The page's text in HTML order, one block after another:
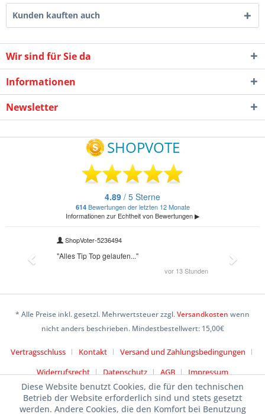
Kunden kauften auch
Wir sind für Sie da
Informationen
Newsletter
* Alle Preise inkl. gesetzl. Mehrwertsteuer zzgl.Versandkosten wenn
nicht anders beschrieben. Mindestbestellwert: 15,00€
Vertragsschluss Kontakt
Versand und Zahlungsbedingungen
Widerrufsrecht
Datenschutz AGB Impressum
Diese Website benutzt Cookies, die für den technischen
Betrieb der Website erforderlich sind und stets gesetzt
werden. Andere Cookies, die den Komfort bei Benutzung